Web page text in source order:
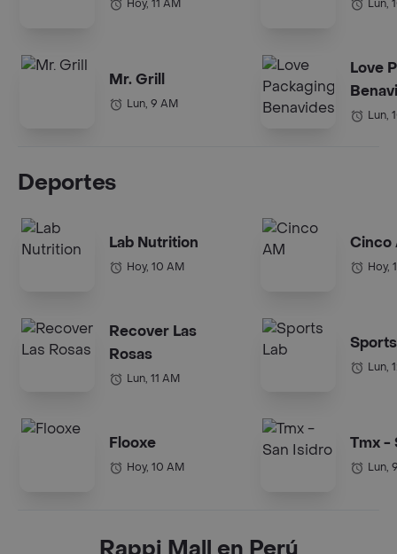
Hoy, 11 AM
Mr. Grill
Lun, 9 AM
Lun,
Love
Lun,
Deportes
Lab Nutrition
Hoy, 10 AM
Recover Las
Rosas
Lun, 11 AM
Flooxe
Hoy, 10 AM
Cinco
Hoy,
Lun,
Tmx -
Lun,